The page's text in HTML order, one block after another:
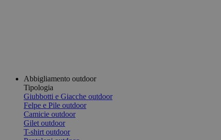
Abbigliamento outdoor
Tipologia
Giubbotti e Giacche outdoor
Felpe e Pile outdoor
Camicie outdoor
Gilet outdoor
T-shirt outdoor